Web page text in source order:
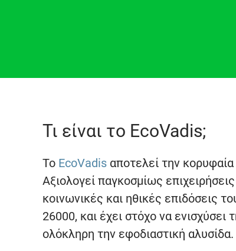
Τι είναι το EcoVadis;
Το EcoVadis αποτελεί την
Αξιολογεί παγκοσμίως
κοινωνικές και ηθικές επιδόσεις
26000, και έχει στόχο να
ολόκληρη την εφοδιαστική αλυσίδα.